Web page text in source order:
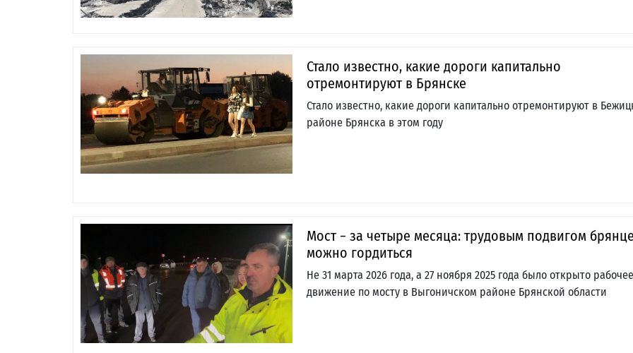
Стало известно, какие дороги капитально
отремонтируют в Брянске
Стало известно, какие дороги капитально отремонтируют в
районе Брянска в этом году
Мост − за четыре месяца: трудовым подвигом
можно гордиться
Не 31 марта 2026 года, а 27 ноября 2025 года было открыто рабочее
движение по мосту в Выгоничском районе Брянской области